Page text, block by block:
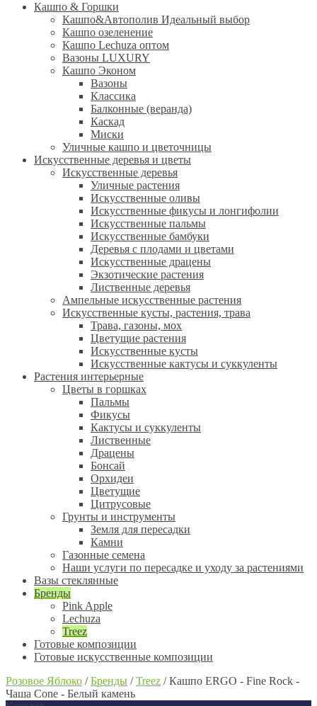
Кашпо & Горшки
Кашпо&Автополив Идеальный выбор
Кашпо озеленение
Кашпо Lechuza оптом
Вазоны LUXURY
Кашпо Эконом
Вазоны
Классика
Балконные (веранда)
Каскад
Миски
Уличные кашпо и цветочницы
Искусственные деревья и цветы
Искусственные деревья
Уличные растения
Искусственные оливы
Искусственные фикусы и лонгифолии
Искусственные пальмы
Искусственные бамбуки
Деревья с плодами и цветами
Искусственные драцены
Экзотические растения
Лиственные деревья
Ампельные искусственные растения
Искусственные кусты, растения, трава
Трава, газоны, мох
Цветущие растения
Искусственные кусты
Искусственные кактусы и суккуленты
Растения интерьерные
Цветы в горшках
Пальмы
Фикусы
Кактусы и суккуленты
Лиственные
Драцены
Бонсай
Орхидеи
Цветущие
Цитрусовые
Грунты и инструменты
Земля для пересадки
Камни
Газонные семена
Наши услуги по пересадке и уходу за растениями
Вазы стеклянные
Бренды
Pink Apple
Lechuza
Treez
Готовые композиции
Готовые искусственные композиции
Розовое Яблоко /Бренды /Treez /Кашпо ERGO - Fine Rock -
Чаша Cone - Белый камень